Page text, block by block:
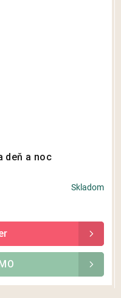
deň a noc
Skladom